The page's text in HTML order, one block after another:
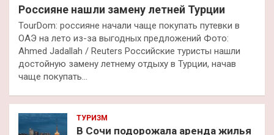
Россияне нашли замену летней Турции
TourDom: россияне начали чаще покупать путевки в
ОАЭ на лето из-за выгодных предложений Фото:
Ahmed Jadallah / Reuters Российские туристы нашли
достойную замену летнему отдыху в Турции, начав
чаще покупать…
ТУРИЗМ
В Сочи подорожала аренда жилья